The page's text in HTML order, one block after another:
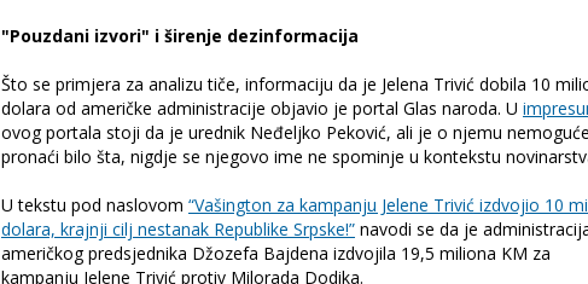
"Pouzdani izvori" i širenje dezinformacija
Što se primjera za analizu tiče, informaciju da je Jelena Trivić dobila 10
dolara od američke administracije objavio je portal Glas naroda. U
ovog portala stoji da je urednik Neđeljko Peković, ali je o njemu nemoguće
pronaći bilo šta, nigdje se njegovo ime ne spominje u kontekstu
U tekstu pod naslovom “Vašington za kampanju Jelene Trivić izdvojio 10
dolara, krajnji cilj nestanak Republike Srpske!” navodi se da je
američkog predsjednika Džozefa Bajdena izdvojila 19,5 miliona KM za
kampanju Jelene Trivić protiv Milorada Dodika.